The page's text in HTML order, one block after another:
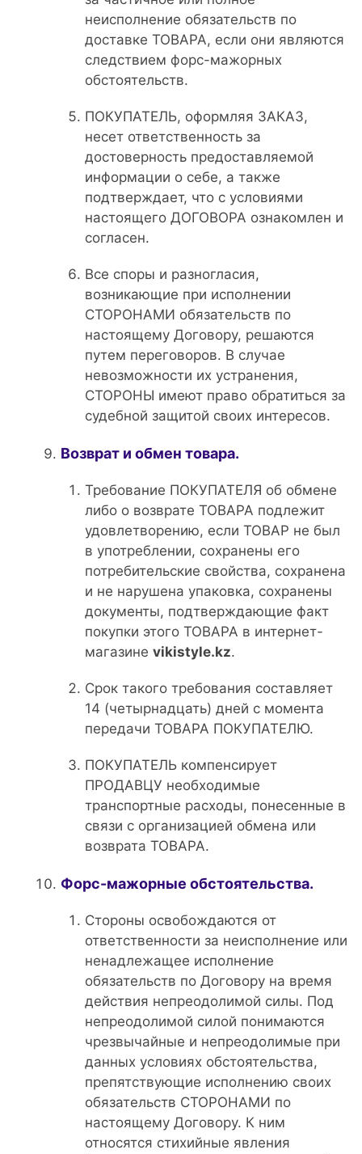
неисполнение обязательств по
доставке ТОВАРА, если они являются
следствием форс-мажорных
обстоятельств.
ПОКУПАТЕЛЬ, оформляя ЗАКАЗ,
несет ответственность за
достоверность предоставляемой
информации о себе, а также
подтверждает, что с условиями
настоящего ДОГОВОРА ознакомлен и
согласен.
Все споры и разногласия,
возникающие при исполнении
СТОРОНАМИ обязательств по
настоящему Договору, решаются
путем переговоров. В случае
невозможности их устранения,
СТОРОНЫ имеют право обратиться за
судебной защитой своих интересов.
Возврат и обмен товара.
Требование ПОКУПАТЕЛЯ об обмене
либо о возврате ТОВАРА подлежит
удовлетворению, если ТОВАР не был
в употреблении, сохранены его
потребительские свойства, сохранена
и не нарушена упаковка, сохранены
документы, подтверждающие факт
покупки этого ТОВАРА в интернет-
магазине vikistyle.kz.
Срок такого требования составляет
14 (четырнадцать) дней с момента
передачи ТОВАРА ПОКУПАТЕЛЮ.
ПОКУПАТЕЛЬ компенсирует
ПРОДАВЦУ необходимые
транспортные расходы, понесенные в
связи с организацией обмена или
возврата ТОВАРА.
Форс-мажорные обстоятельства.
Стороны освобождаются от
ответственности за неисполнение или
ненадлежащее исполнение
обязательств по Договору на время
действия непреодолимой силы. Под
непреодолимой силой понимаются
чрезвычайные и непреодолимые при
данных условиях обстоятельства,
препятствующие исполнению своих
обязательств СТОРОНАМИ по
настоящему Договору. К ним
относятся стихийные явления